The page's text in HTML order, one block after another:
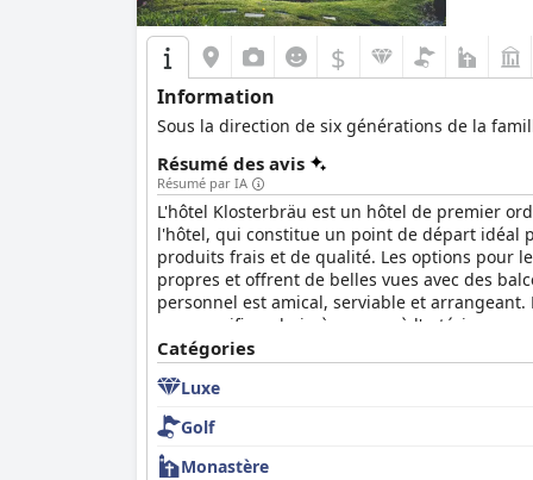
$
Information
Sous la direction de six générations de la
Résumé des avis
Résumé par IA
L'hôtel Klosterbräu est un hôtel de premier
l'hôtel, qui constitue un point de départ idéal
produits frais et de qualité. Les options pour
propres et offrent de belles vues avec des
personnel est amical, serviable et
un magnifique bain à remous à l'extérieur
fourrure à bras ouverts. Dans l'ensemble,
une expérience unique et spéciale dans un
Catégories
Luxe
Golf
Monastère